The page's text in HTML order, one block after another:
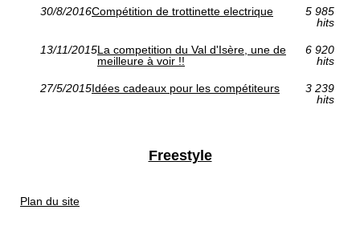
30/8/2016Compétition de trottinette electrique
5 985
hits
13/11/2015La competition du Val d'Isère, une de
meilleure à voir !!
6 920
hits
27/5/2015Idées cadeaux pour les compétiteurs
3 239
hits
Freestyle
Plan du site